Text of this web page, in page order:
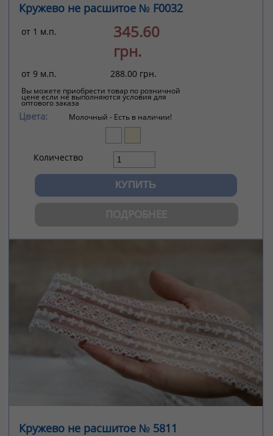
Кружево не расшитое № F0032
от 1 м.п.
345.60
грн.
от 9 м.п. 288.00 грн.
Вы можете приобрести товар по розничной
цене если не выполняются условия для
оптового заказа
Цвета: Молочный - Есть в наличии!
Количество
Кружево не расшитое № 5811